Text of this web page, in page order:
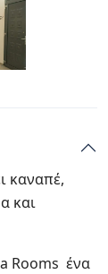
καναπέ,
και
Rooms ένα